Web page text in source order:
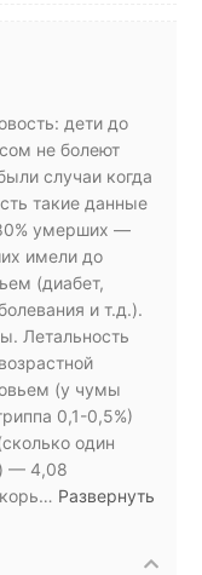
дети до
не болеют
случаи когда
такие данные
умерших —
имели до
(диабет,
и т.д.).
Летальность
(у чумы
0,1-0,5%)
один
— 4,08
… Развернуть